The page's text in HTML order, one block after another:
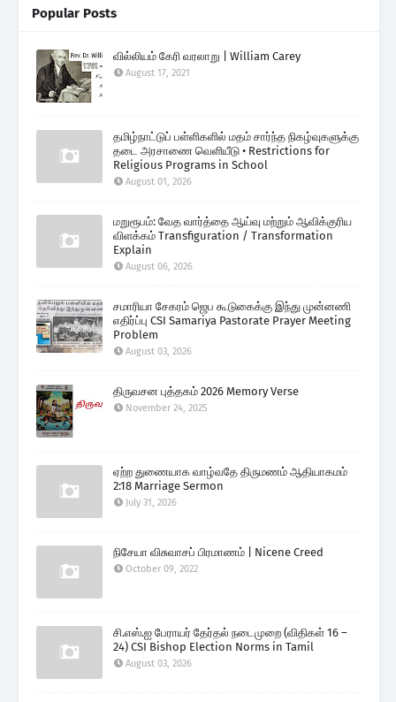
Popular Posts
வில்லியம் கேரி வரலாறு | William Carey
August 17, 2021
தமிழ்நாட்டுப் பள்ளிகளில் மதம் சார்ந்த நிகழ்வுகளுக்கு
தடை அரசாணை வெளியீடு • Restrictions for
Religious Programs in School
August 01, 2026
மறுரூபம்: வேத வார்த்தை ஆய்வு மற்றும் ஆவிக்குரிய
விளக்கம் Transfiguration / Transformation
Explain
August 06, 2026
சமாரியா சேகரம் ஜெப கூடுகைக்கு இந்து முன்னணி
எதிர்ப்பு CSI Samariya Pastorate Prayer Meeting
Problem
August 03, 2026
திருவசன புத்தகம் 2026 Memory Verse
November 24, 2025
ஏற்ற துணையாக வாழ்வதே திருமணம் ஆதியாகமம்
2:18 Marriage Sermon
July 31, 2026
நிசேயா விசுவாசப் பிரமாணம் | Nicene Creed
October 09, 2022
சி.எஸ்.ஐ பேராயர் தேர்தல் நடைமுறை (விதிகள் 16 –
24) CSI Bishop Election Norms in Tamil
August 03, 2026